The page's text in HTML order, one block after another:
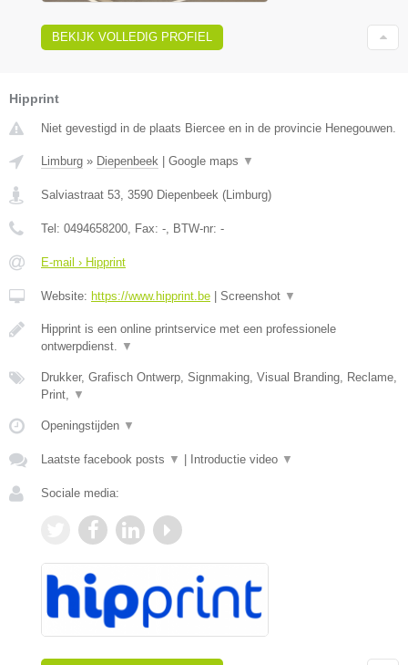
BEKIJK VOLLEDIG PROFIEL
Hipprint
Niet gevestigd in de plaats Biercee en in de provincie Henegouwen.
Limburg » Diepenbeek | Google maps ▼
Salviastraat 53 3590 Diepenbeek (Limburg)
Tel: 0494658200 , Fax: - , BTW-nr: -
E-mail › Hipprint
Website: https://www.hipprint.be | Screenshot ▼
Hipprint is een online printservice met een professionele
ontwerpdienst.
▼
Drukker, Grafisch Ontwerp, Signmaking, Visual Branding, Reclame,
Print,
▼
Openingstijden ▼
Laatste facebook posts ▼ | Introductie video ▼
Sociale media: